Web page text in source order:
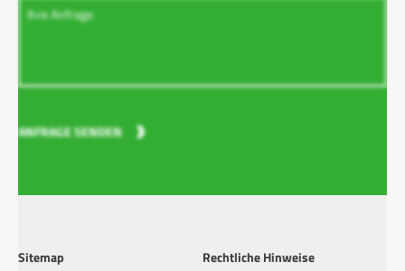
ANFRAGE SENDEN
Sitemap
Rechtliche Hinweise